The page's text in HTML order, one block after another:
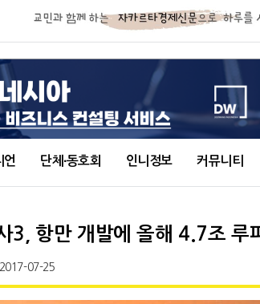
언 단체∙동호회 인니정보 커뮤니티
3, 항만 개발에 올해 4.7조 루
2017-07-25